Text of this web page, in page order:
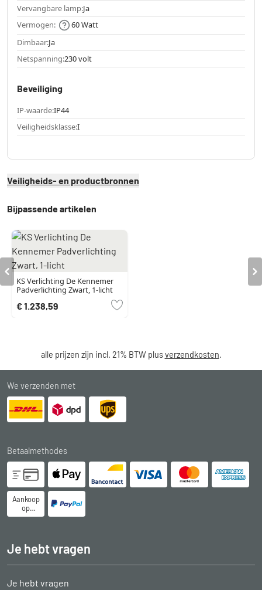
Vervangbare lamp:Ja
Vermogen:
60 Watt
Dimbaar:Ja
Netspanning:230 volt
Beveiliging
IP-waarde:IP44
Veiligheidsklasse:I
Veiligheids- en productbronnen
Bijpassende artikelen
KS Verlichting De Kennemer
Padverlichting Zwart, 1-licht
€ 1.238,59
alle prijzen zijn incl. 21% BTW plusverzendkosten.
We verzenden met
Betaalmethodes
Aankoop
op
rekening
Je hebt vragen
Je hebt vragen